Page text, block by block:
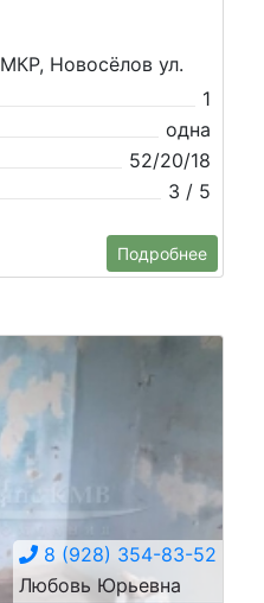
Новосёлов ул.
1
одна
52/20/18
3 / 5
Подробнее
8 (928) 354-83-52
Любовь Юрьевна